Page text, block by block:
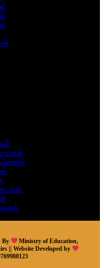
By
Ministry of Education,
|| Website Developed by